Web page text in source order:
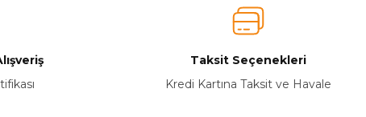
Taksit Seçenekleri
Kredi Kartına Taksit ve Havale